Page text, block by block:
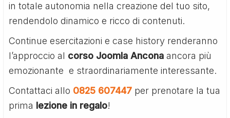
in totale autonomia nella creazione del tuo sito,
rendendolo dinamico e ricco di contenuti.
Continue esercitazioni e case history renderanno
l’approccio al corso Joomla Ancona ancora più
emozionante e straordinariamente interessante.
Contattaci allo 0825 607447 per prenotare la tua
prima lezione in regalo!